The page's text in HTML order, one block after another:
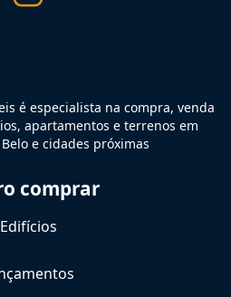
é especialista na compra, venda
apartamentos e terrenos em
e cidades próximas
comprar
Edifícios